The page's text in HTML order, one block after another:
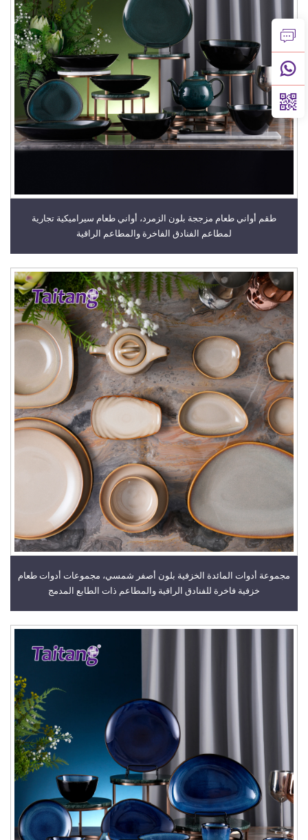
طقم أواني طعام مزججة بلون الزمرد، أواني طعام سيراميكية تجارية
لمطاعم الفنادق الفاخرة والمطاعم الراقية
مجموعة أدوات المائدة الخزفية بلون أصفر شمسي، مجموعات أدوات طعام
خزفية فاخرة للفنادق الراقية والمطاعم ذات الطابع المدمج